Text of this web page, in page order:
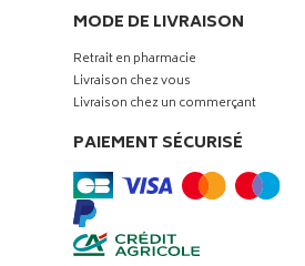
MODE DE LIVRAISON
Retrait en pharmacie
Livraison chez vous
Livraison chez un commerçant
PAIEMENT SÉCURISÉ